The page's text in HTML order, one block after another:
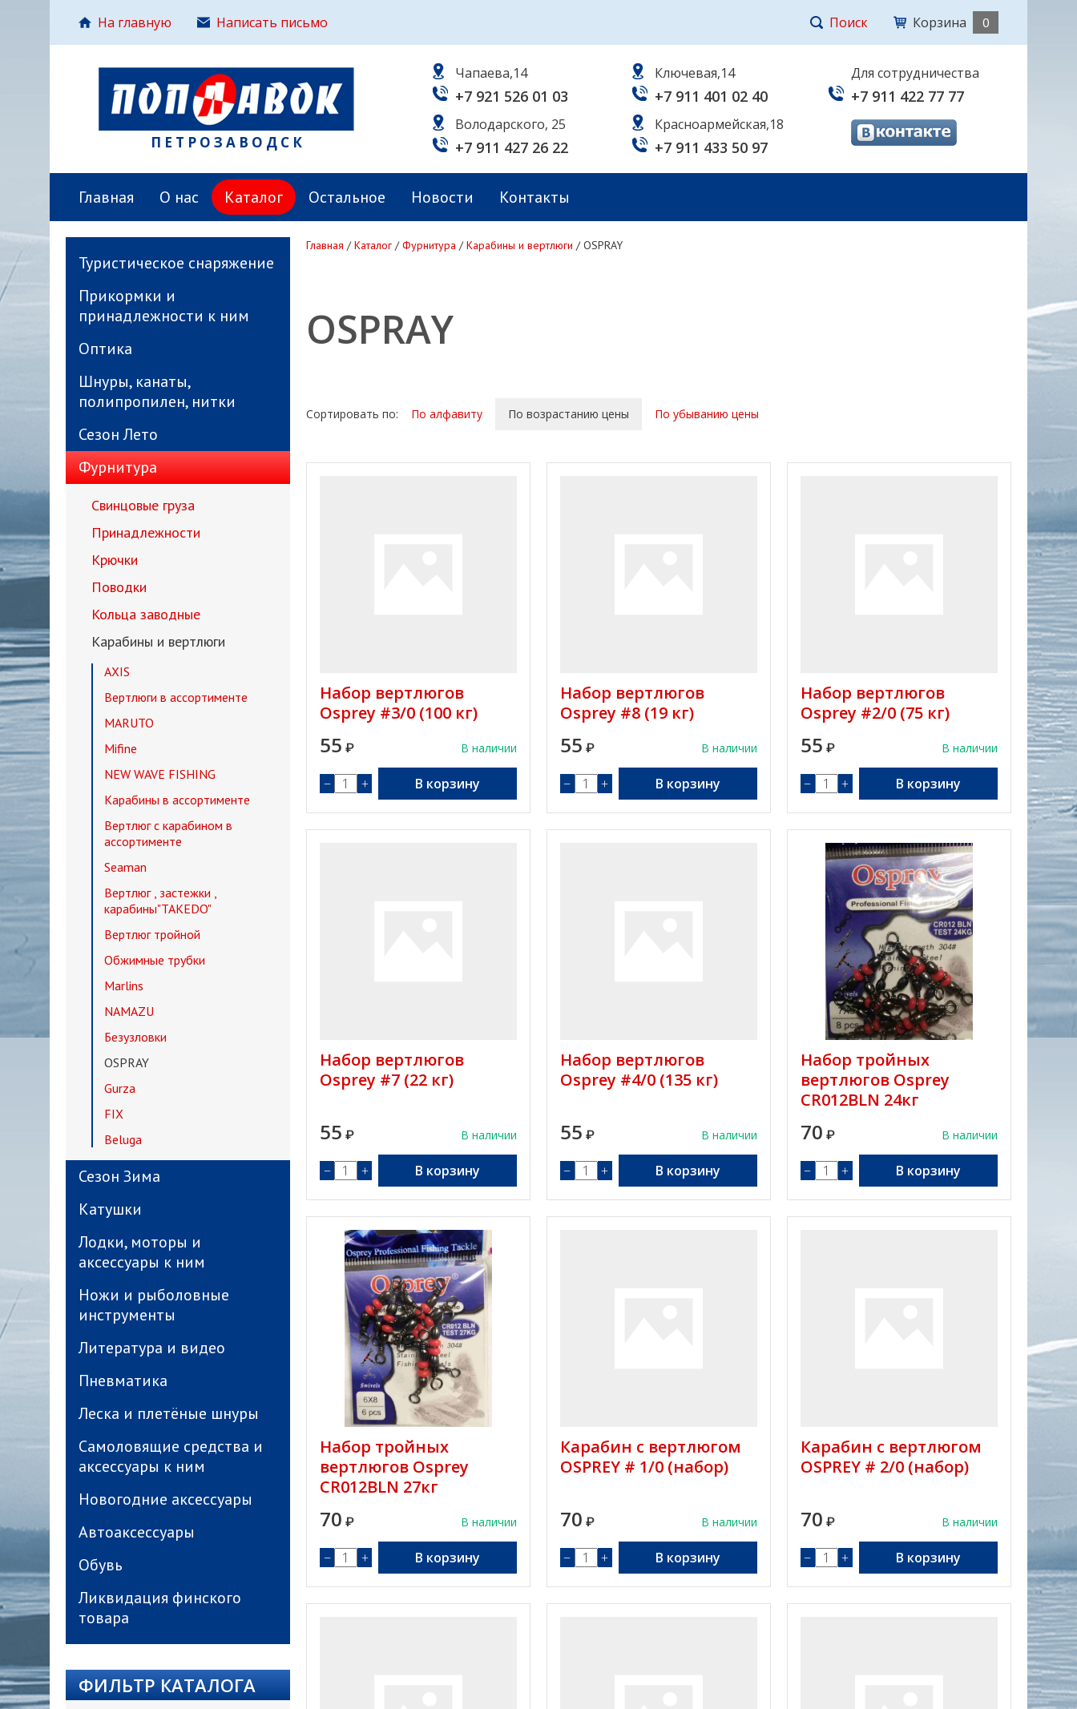
На главную Написать письмо Поиск Корзина 0
ПЕТРОЗАВОДСК
Чапаева,14
+7 921 526 01 03
Володарского, 25
+7 911 427 26 22
Ключевая,14
+7 911 401 02 40
Красноармейская,18
+7 911 433 50 97
Для сотрудничества
+7 911 422 77 77
Главная О нас Каталог Остальное Новости Контакты
Туристическое снаряжение
Прикормки и
принадлежности к ним
Оптика
Шнуры, канаты,
полипропилен, нитки
Сезон Лето
Фурнитура
Свинцовые груза
Принадлежности
Крючки
Поводки
Кольца заводные
Карабины и вертлюги
AXIS
Вертлюги в ассортименте
MARUTO
Mifine
NEW WAVE FISHING
Карабины в ассортименте
Вертлюг с карабином в
ассортименте
Seaman
Вертлюг , застежки ,
карабины"TAKEDO"
Вертлюг тройной
Обжимные трубки
Marlins
NAMAZU
Безузловки
OSPRAY
Gurza
FIX
Beluga
Сезон Зима
Катушки
Лодки, моторы и
аксессуары к ним
Ножи и рыболовные
инструменты
Литература и видео
Пневматика
Леска и плетёные шнуры
Самоловящие средства и
аксессуары к ним
Новогодние аксессуары
Автоаксессуары
Обувь
Ликвидация финского
товара
ФИЛЬТР КАТАЛОГА
Главная /Каталог /Фурнитура /Карабины и вертлюги /OSPRAY
OSPRAY
Сортировать по: По алфавиту По возрастанию цены По убыванию цены
Набор вертлюгов
Osprey #3/0 (100 кг)
55 ₽ В наличии
− + В корзину
Набор вертлюгов
Osprey #8 (19 кг)
55 ₽ В наличии
− + В корзину
Набор вертлюгов
Osprey #2/0 (75 кг)
55 ₽ В наличии
− + В корзину
Набор вертлюгов
Osprey #7 (22 кг)
55 ₽ В наличии
− + В корзину
Набор вертлюгов
Osprey #4/0 (135 кг)
55 ₽ В наличии
− + В корзину
Набор тройных
вертлюгов Osprey
CR012BLN 24кг
70 ₽ В наличии
− + В корзину
Набор тройных
вертлюгов Osprey
CR012BLN 27кг
70 ₽ В наличии
− + В корзину
Карабин с вертлюгом
OSPREY # 1/0 (набор)
70 ₽ В наличии
− + В корзину
Карабин с вертлюгом
OSPREY # 2/0 (набор)
70 ₽ В наличии
− + В корзину